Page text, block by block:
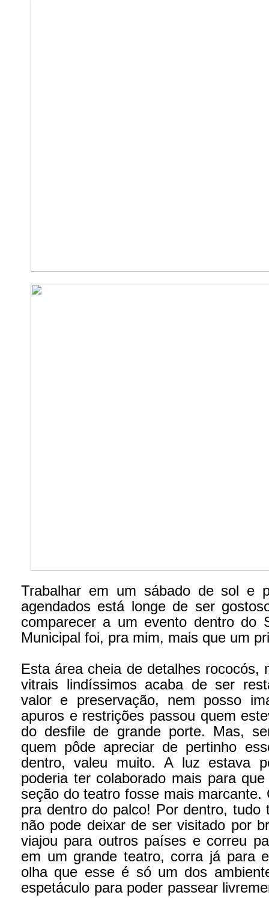
Trabalhar em um sábado de sol e
agendados está longe de ser
comparecer a um evento dentro do
Municipal foi, pra mim, mais que um
Esta área cheia de detalhes rococós,
vitrais lindíssimos acaba de ser
valor e preservação, nem posso
apuros e restrições passou quem
do desfile de grande porte. Mas,
quem pôde apreciar de pertinho
dentro, valeu muito.A luz estava
poderia ter colaborado mais para
seção do teatro fosse mais marcante.
pra dentro do palco! Por dentro, tudo
não pode deixar de ser visitado por
viajou para outros países e correu
em um grande teatro, corra já para
olha que esse é só um dos
espetáculo para poder passear